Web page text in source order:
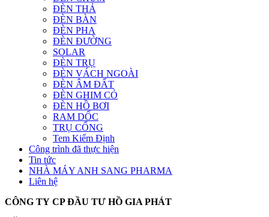
ĐÈN THẢ
ĐÈN BÀN
ĐÈN PHA
ĐÈN ĐƯỜNG
SOLAR
ĐÈN TRỤ
ĐÈN VÁCH NGOÀI
ĐÈN ÂM ĐẤT
ĐÈN GHIM CỎ
ĐÈN HỒ BƠI
RAM DỐC
TRỤ CỔNG
Tem Kiểm Định
Công trình đã thực hiện
Tin tức
NHÀ MÁY ANH SANG PHARMA
Liên hệ
CÔNG TY CP ĐẦU TƯ HỒ GIA PHÁT